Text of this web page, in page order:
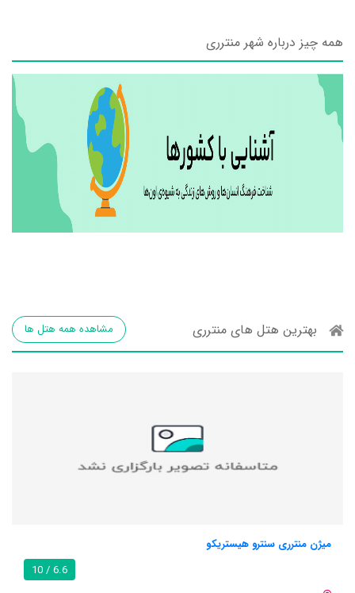
همه چیز درباره شهر منترری
بهترین هتل های منترری مشاهده همه هتل ها
میژن منترری سنترو هیستریکو
6.6 / 10